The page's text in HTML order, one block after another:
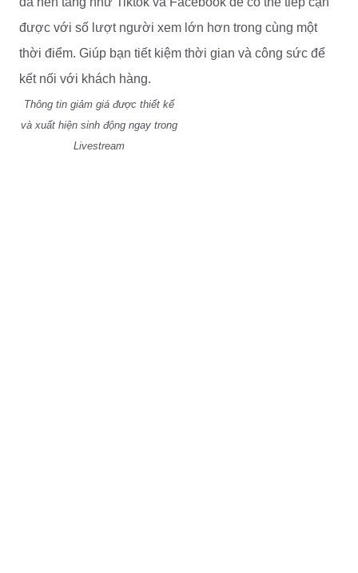
được với số lượt người xem lớn hơn trong cùng một
thời điểm. Giúp bạn tiết kiệm thời gian và công sức để
kết nối với khách hàng.
Lưu ý, hãy nghiên cứu thật kỹ các chính sách
Livestream để phòng trường hợp vi phạm dẫn đến khóa
Thông tin giảm giá được thiết kế
và xuất hiện sinh động ngay trong
Livestream